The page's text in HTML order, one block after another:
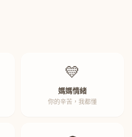
💛
媽媽情緒
你的辛苦，我都懂